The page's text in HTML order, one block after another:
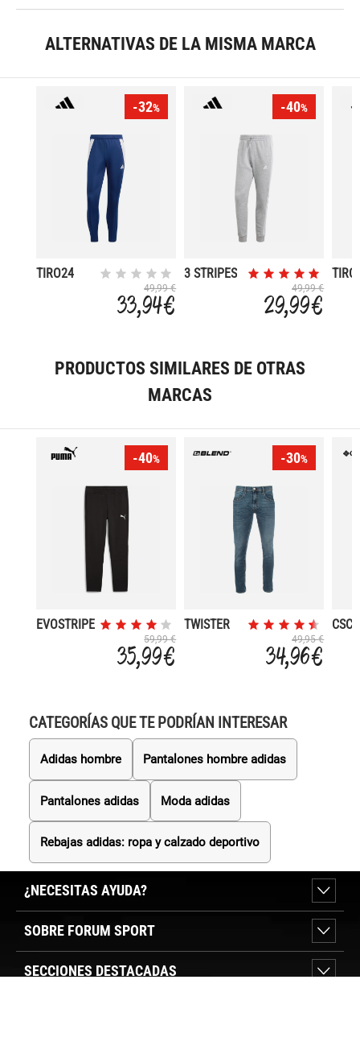
ALTERNATIVAS DE LA MISMA MARCA
-32%
TIRO24
49,99 €
33,94 €
-40%
3 STRIPES
49,99 €
29,99 €
PRODUCTOS SIMILARES DE OTRAS
MARCAS
-40%
EVOSTRIPE
59,99 €
35,99 €
-30%
TWISTER
49,95 €
34,96 €
CSC
CATEGORÍAS QUE TE PODRÍAN INTERESAR
Adidas hombre Pantalones hombre adidas
Pantalones adidas Moda adidas
Rebajas adidas: ropa y calzado deportivo
¿NECESITAS AYUDA?
SOBRE FORUM SPORT
SECCIONES DESTACADAS